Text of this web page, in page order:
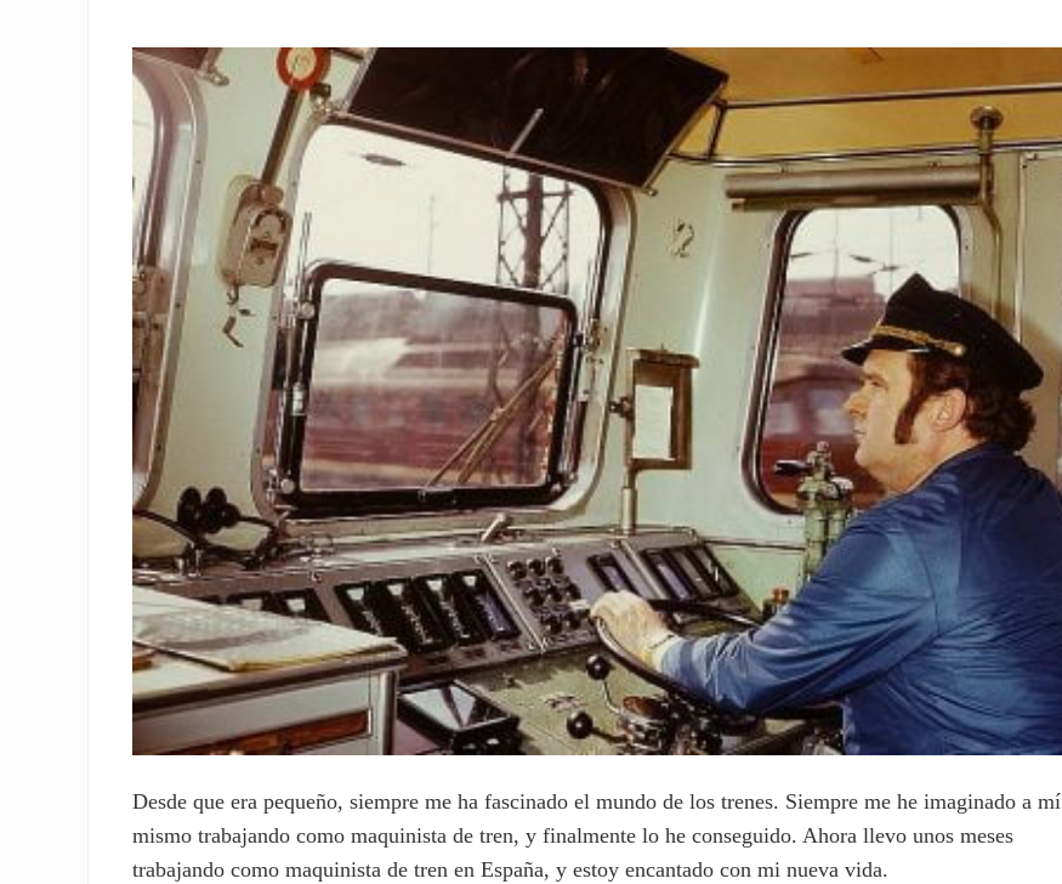
Desde que era pequeño, siempre me ha fascinado el mundo de los trenes. Siempre me he imaginado a mí
mismo trabajando como maquinista de tren, y finalmente lo he conseguido. Ahora llevo unos meses
trabajando como maquinista de tren en España, y estoy encantado con mi nueva vida.